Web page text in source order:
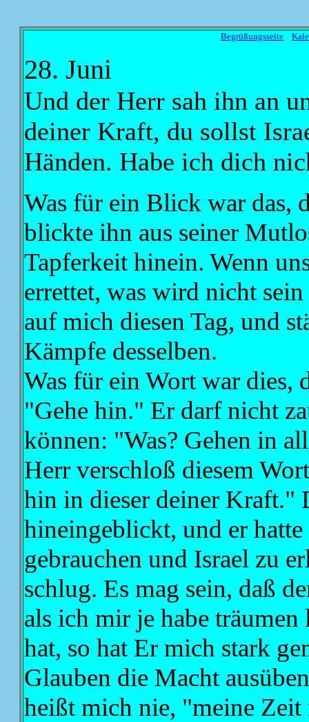
Begrüßungsseite
28. Juni
Und der Herr sah ihn an
deiner Kraft, du sollst
Händen. Habe ich dich
Was für ein Blick war das,
blickte ihn aus seiner
Tapferkeit hinein. Wenn
errettet, was wird nicht
auf mich diesen Tag, und
Kämpfe desselben.
Was für ein Wort war dies,
"Gehe hin." Er darf nicht
können: "Was? Gehen in
Herr verschloß diesem
hin in dieser deiner Kraft."
hineingeblickt, und er
gebrauchen und Israel zu
schlug. Es mag sein, daß
als ich mir je habe
hat, so hat Er mich stark
Glauben die Macht
heißt mich nie, "meine